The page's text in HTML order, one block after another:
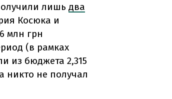
лишь два
Косюка и
млн грн
(в рамках
из бюджета 2,315
никто не получал